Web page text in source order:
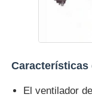
El ventilador